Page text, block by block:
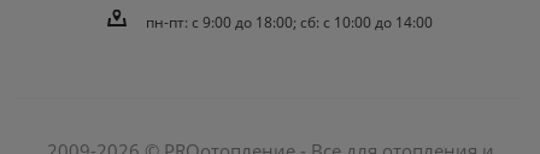
пн-пт: c 9:00 до 18:00; сб: с 10:00 до 14:00